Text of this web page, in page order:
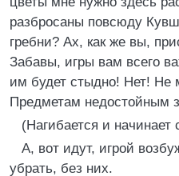
разбросаны повсюду
гребни? Ах, как же вы,
Забавы, игры вам всего
им будет стыдно! Нет! Не
Предметам недостойным
(Нагибается и
А, вот идут, игрой
убрать, без них.